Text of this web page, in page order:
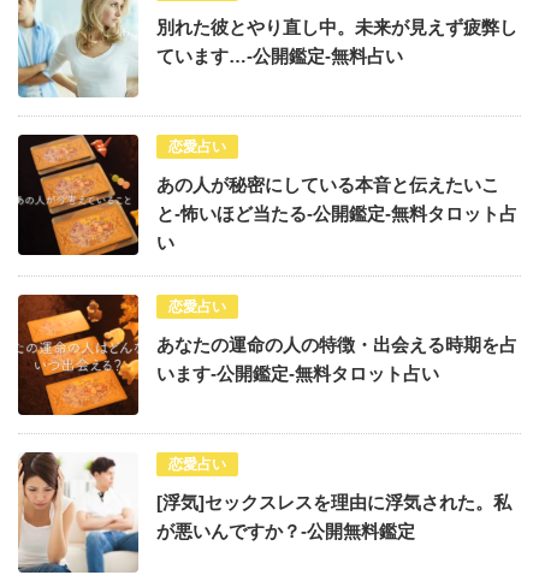
別れた彼とやり直し中。未来が見えず疲弊し
ています…-公開鑑定-無料占い
恋愛占い
あの人が秘密にしている本音と伝えたいこ
と-怖いほど当たる-公開鑑定-無料タロット占
い
恋愛占い
あなたの運命の人の特徴・出会える時期を占
います-公開鑑定-無料タロット占い
恋愛占い
[浮気]セックスレスを理由に浮気された。私
が悪いんですか？-公開無料鑑定